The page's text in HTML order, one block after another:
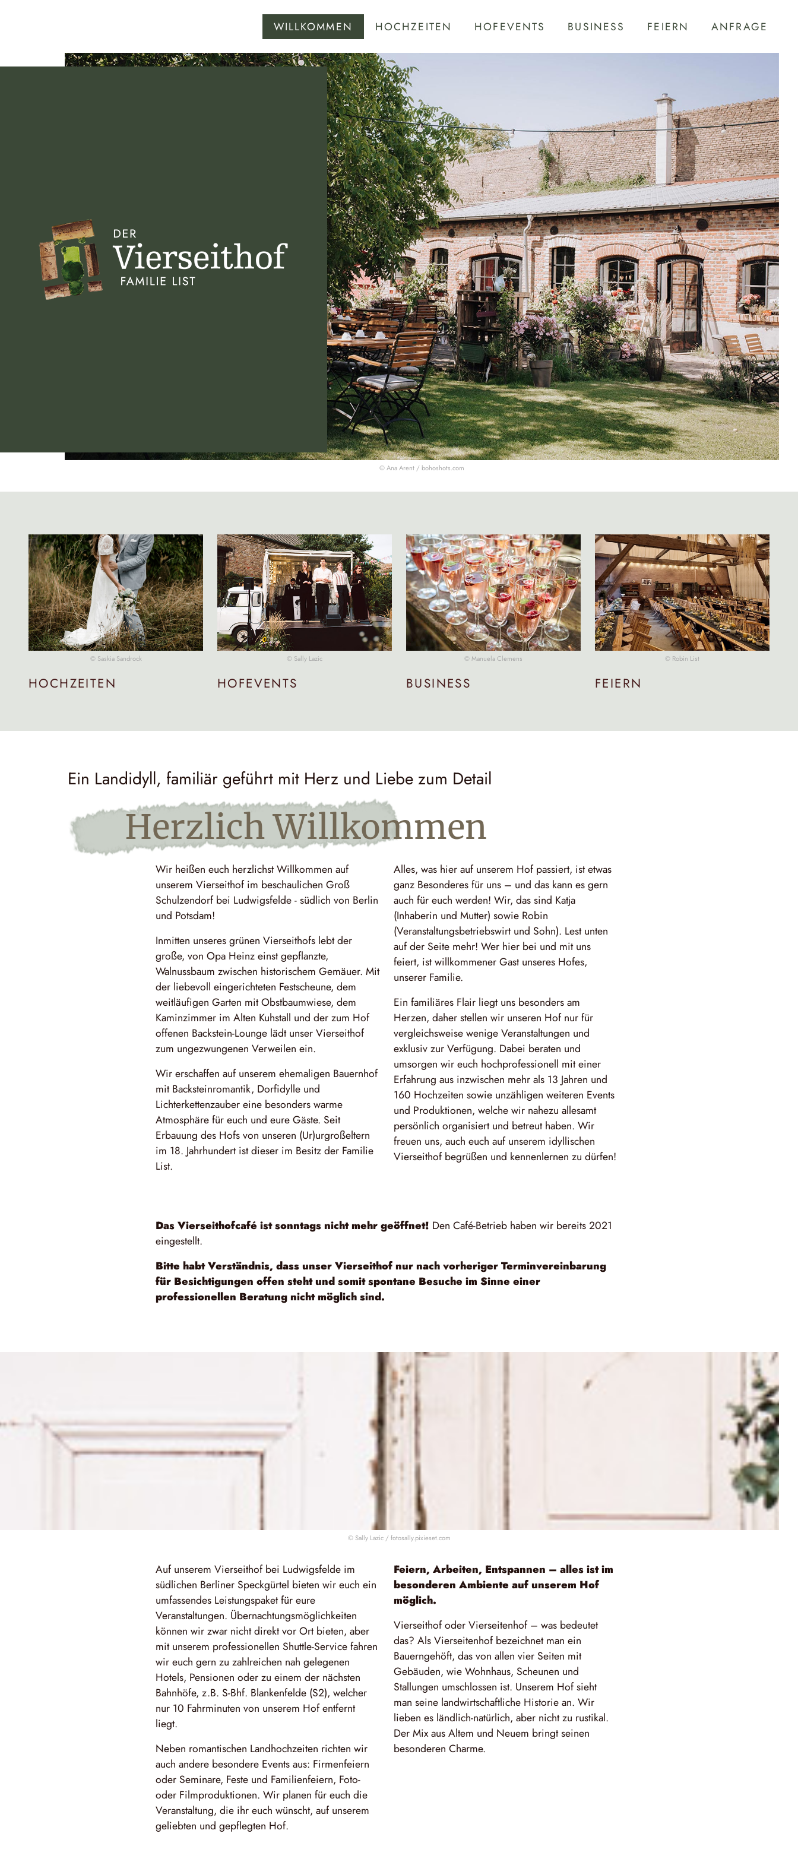
WILLKOMMEN HOCHZEITEN HOFEVENTS BUSINESS FEIERN ANFRAGE
© Ana Arent /bohoshots.com
© Saskia Sandrock
HOCHZEITEN
© Sally Lazic
HOFEVENTS
© Manuela Clemens
BUSINESS
© Robin List
FEIERN
Ein Landidyll, familiär geführt mit Herz und Liebe zum Detail
Herz­lich Will­kom­men
Wir heißen euch herzlichst Willkommen auf
unserem Vierseithof im beschaulichen Groß
Schulzendorf bei Ludwigsfelde - südlich von Berlin
und Potsdam!
Inmitten unseres grünen Vierseithofs lebt der
große, von Opa Heinz einst gepflanzte,
Walnussbaum zwischen historischem Gemäuer. Mit
der liebevoll eingerichteten Festscheune, dem
weitläufigen Garten mit Obstbaumwiese, dem
Kaminzimmer im Alten Kuhstall und der zum Hof
offenen Backstein-Lounge lädt unser Vierseithof
zum ungezwungenen Verweilen ein.
Wir erschaffen auf unserem ehemaligen Bauernhof
mit Backsteinromantik, Dorfidylle und
Lichterkettenzauber eine besonders warme
Atmosphäre für euch und eure Gäste. Seit
Erbauung des Hofs von unseren (Ur)urgroßeltern
im 18. Jahrhundert ist dieser im Besitz der Familie
List.
Alles, was hier auf unserem Hof passiert, ist etwas
ganz Besonderes für uns – und das kann es gern
auch für euch werden! Wir, das sind Katja
(Inhaberin und Mutter) sowie Robin
(Veranstaltungsbetriebswirt und Sohn). Lest unten
auf der Seite mehr! Wer hier bei und mit uns
feiert, ist willkommener Gast unseres Hofes,
unserer Familie.
Ein familiäres Flair liegt uns besonders am
Herzen, daher stellen wir unseren Hof nur für
vergleichsweise wenige Veranstaltungen und
exklusiv zur Verfügung. Dabei beraten und
umsorgen wir euch hochprofessionell mit einer
Erfahrung aus inzwischen mehr als 13 Jahren und
160 Hochzeiten sowie unzähligen weiteren Events
und Produktionen, welche wir nahezu allesamt
persönlich organisiert und betreut haben. Wir
freuen uns, auch euch auf unserem idyllischen
Vierseithof begrüßen und kennenlernen zu dürfen!
Das Vierseithofcafé ist sonntags nicht mehr geöffnet! Den Café-Betrieb haben wir bereits 2021
eingestellt.
Bitte habt Verständnis, dass unser Vierseithof nur nach vorheriger Terminvereinbarung
für Besichtigungen offen steht und somit spontane Besuche im Sinne einer
professionellen Beratung nicht möglich sind.
© Sally Lazic /fotosally.pixieset.com
Auf unserem Vierseithof bei Ludwigsfelde im
südlichen Berliner Speckgürtel bieten wir euch ein
umfassendes Leistungspaket für eure
Veranstaltungen. Übernachtungsmöglichkeiten
können wir zwar nicht direkt vor Ort bieten, aber
mit unserem professionellen Shuttle-Service fahren
wir euch gern zu zahlreichen nah gelegenen
Hotels, Pensionen oder zu einem der nächsten
Bahnhöfe, z.B. S-Bhf. Blankenfelde (S2), welcher
nur 10 Fahrminuten von unserem Hof entfernt
liegt.
Neben romantischen Landhochzeiten richten wir
auch andere besondere Events aus: Firmenfeiern
oder Seminare, Feste und Familienfeiern, Foto-
oder Filmproduktionen. Wir planen für euch die
Veranstaltung, die ihr euch wünscht, auf unserem
geliebten und gepflegten Hof.
Feiern, Arbeiten, Entspannen – alles ist im
besonderen Ambiente auf unserem Hof
möglich.
Vierseithof oder Vierseitenhof – was bedeutet
das? Als Vierseitenhof bezeichnet man ein
Bauerngehöft, das von allen vier Seiten mit
Gebäuden, wie Wohnhaus, Scheunen und
Stallungen umschlossen ist. Unserem Hof sieht
man seine landwirtschaftliche Historie an. Wir
lieben es ländlich-natürlich, aber nicht zu rustikal.
Der Mix aus Altem und Neuem bringt seinen
besonderen Charme.